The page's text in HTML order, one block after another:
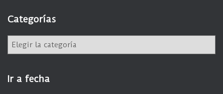
Categorías
e
g
Ir a fecha